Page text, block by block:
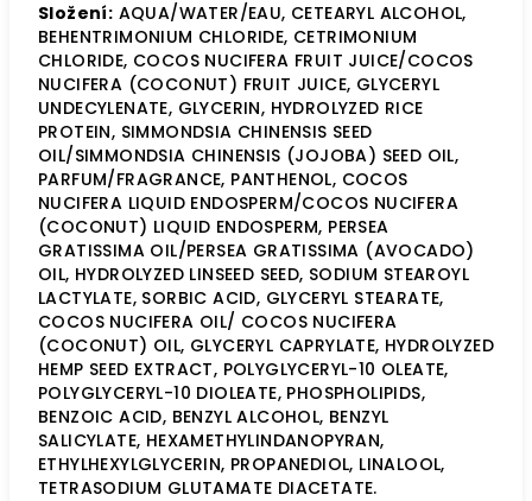
Složení: AQUA/WATER/EAU, CETEARYL ALCOHOL,
BEHENTRIMONIUM CHLORIDE, CETRIMONIUM
CHLORIDE, COCOS NUCIFERA FRUIT JUICE/COCOS
NUCIFERA (COCONUT) FRUIT JUICE, GLYCERYL
UNDECYLENATE, GLYCERIN, HYDROLYZED RICE
PROTEIN, SIMMONDSIA CHINENSIS SEED
OIL/SIMMONDSIA CHINENSIS (JOJOBA) SEED OIL,
PARFUM/FRAGRANCE, PANTHENOL, COCOS
NUCIFERA LIQUID ENDOSPERM/COCOS NUCIFERA
(COCONUT) LIQUID ENDOSPERM, PERSEA
GRATISSIMA OIL/PERSEA GRATISSIMA (AVOCADO)
OIL, HYDROLYZED LINSEED SEED, SODIUM STEAROYL
LACTYLATE, SORBIC ACID, GLYCERYL STEARATE,
COCOS NUCIFERA OIL/ COCOS NUCIFERA
(COCONUT) OIL, GLYCERYL CAPRYLATE, HYDROLYZED
HEMP SEED EXTRACT, POLYGLYCERYL-10 OLEATE,
POLYGLYCERYL-10 DIOLEATE, PHOSPHOLIPIDS,
BENZOIC ACID, BENZYL ALCOHOL, BENZYL
SALICYLATE, HEXAMETHYLINDANOPYRAN,
ETHYLHEXYLGLYCERIN, PROPANEDIOL, LINALOOL,
TETRASODIUM GLUTAMATE DIACETATE.